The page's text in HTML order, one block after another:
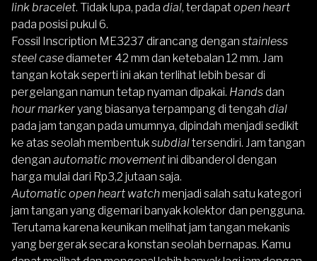
link bracelet. Tidak lupa, pada dial, terdapatopen heart
pada posisi pukul 6.
Fossil Inscription ME3237 dirancang dengan stainless
steel casediameter 42 mm dan ketebalan 12 mm. Jam
tangan kotak seperti ini akan terlihat lebih besar di
pergelangan namun tetap nyaman dipakai. Handsdan
hour markeryang biasanya terpampang di tengah dial
pada jam tangan pada umumnya, dipindah menjadi sedikit
ke atas seolah membentuksubdialtersendiri. Jam tangan
dengan automatic movementini dibanderol dengan
harga mulai dari Rp3,2 jutaan saja.
Automatic open heart watchmenjadi salah satu kategori
jam tangan yang digemari banyak kolektor dan pengguna.
Terutama karena keunikan melihat jam tangan mekanis
yang bergerak secara konstan seolah bernapas. Kamu